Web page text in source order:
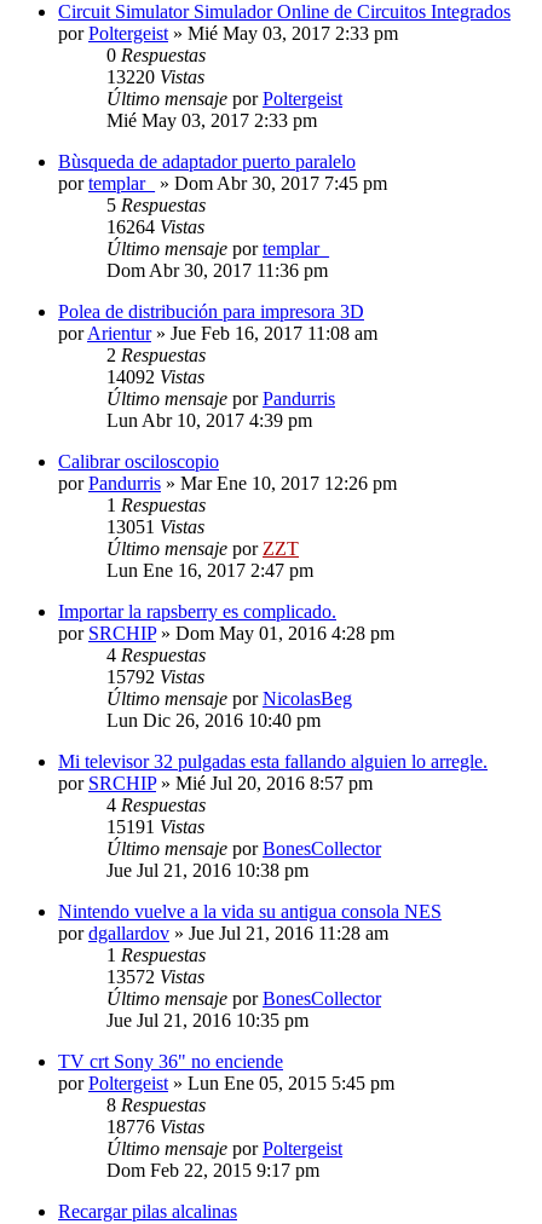
Circuit Simulator Simulador Online de Circuitos Integrados
porPoltergeist » Mié May 03, 2017 2:33 pm
0 Respuestas
13220 Vistas
Último mensaje porPoltergeist
Mié May 03, 2017 2:33 pm
Bùsqueda de adaptador puerto paralelo
portemplar_ » Dom Abr 30, 2017 7:45 pm
5 Respuestas
16264 Vistas
Último mensaje portemplar_
Dom Abr 30, 2017 11:36 pm
Polea de distribución para impresora 3D
porArientur» Jue Feb 16, 2017 11:08 am
2 Respuestas
14092 Vistas
Último mensaje porPandurris
Lun Abr 10, 2017 4:39 pm
Calibrar osciloscopio
porPandurris » Mar Ene 10, 2017 12:26 pm
1 Respuestas
13051 Vistas
Último mensaje por ZZT
Lun Ene 16, 2017 2:47 pm
Importar la rapsberry es complicado.
por SRCHIP» Dom May 01, 2016 4:28 pm
4 Respuestas
15792 Vistas
Último mensaje porNicolasBeg
Lun Dic 26, 2016 10:40 pm
Mi televisor 32 pulgadas esta fallando alguien lo arregle.
por SRCHIP» Mié Jul 20, 2016 8:57 pm
4 Respuestas
15191 Vistas
Último mensaje porBonesCollector
Jue Jul 21, 2016 10:38 pm
Nintendo vuelve a la vida su antigua consola NES
pordgallardov » Jue Jul 21, 2016 11:28 am
1 Respuestas
13572 Vistas
Último mensaje porBonesCollector
Jue Jul 21, 2016 10:35 pm
TV crt Sony 36" no enciende
porPoltergeist » Lun Ene 05, 2015 5:45 pm
8 Respuestas
18776 Vistas
Último mensaje porPoltergeist
Dom Feb 22, 2015 9:17 pm
Recargar pilas alcalinas